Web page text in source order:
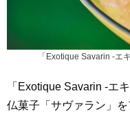
「Exotique Savarin -エ
「Exotique Savarin -エ
仏菓子「サヴァラン」